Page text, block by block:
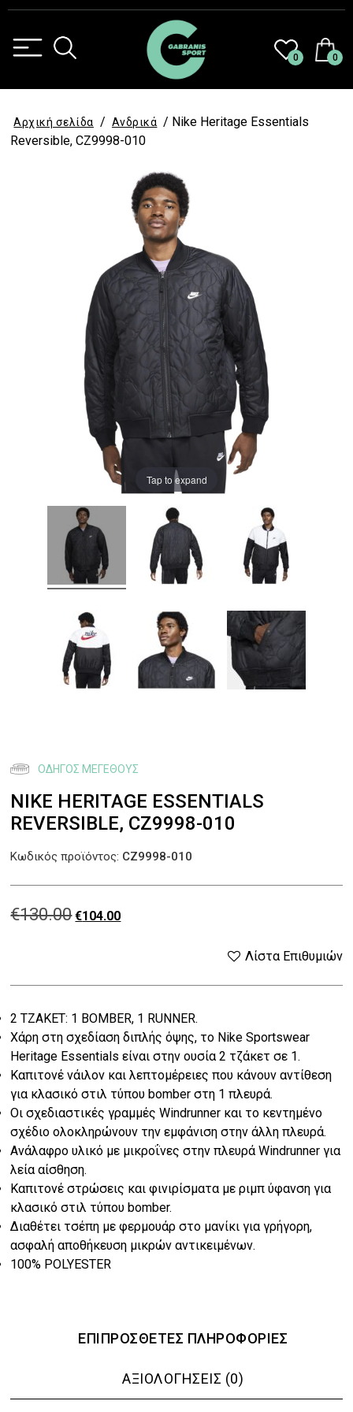
0 0
Αρχική σελίδα / Ανδρικά / Nike Heritage Essentials
Reversible, CZ9998-010
Tap to expand
NIKE HERITAGE ESSENTIALS
REVERSIBLE, CZ9998-010
€130.00Original
was:
€130.00.
€104.00Η
τιμή
είναι:
€104.00.
ΟΔΗΓΌΣ ΜΕΓΈΘΟΥΣ
2 ΤΖΑΚΕΤ: 1 BOMBER, 1 RUNNER.
Χάρη στη σχεδίαση διπλής όψης, το Nike Sportswear
Heritage Essentials είναι στην ουσία 2 τζάκετ σε 1.
Καπιτονέ νάιλον και λεπτομέρειες που κάνουν αντίθεση
για κλασικό στιλ τύπου bomber στη 1 πλευρά.
Οι σχεδιαστικές γραμμές Windrunner και το κεντημένο
σχέδιο ολοκληρώνουν την εμφάνιση στην άλλη πλευρά.
Ανάλαφρο υλικό με μικροΐνες στην πλευρά Windrunner για
λεία αίσθηση.
Καπιτονέ στρώσεις και φινιρίσματα με ριμπ ύφανση για
κλασικό στιλ τύπου bomber.
Διαθέτει τσέπη με φερμουάρ στο μανίκι για γρήγορη,
ασφαλή αποθήκευση μικρών αντικειμένων.
100% POLYESTER
Λίστα Επιθυμιών
Κωδικός προϊόντος: CZ9998-010
ΕΠΙΠΡΌΣΘΕΤΕΣ ΠΛΗΡΟΦΟΡΊΕΣ
ΑΞΙΟΛΟΓΉΣΕΙΣ (0)